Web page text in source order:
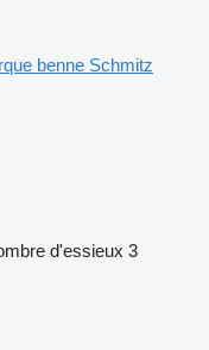
benne Schmitz
d'essieux 3